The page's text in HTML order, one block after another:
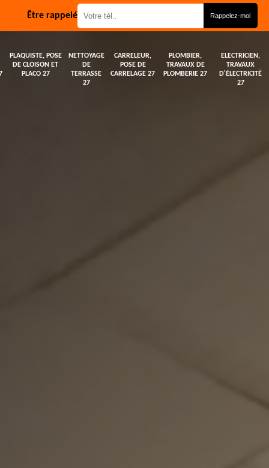
Être rappelé
PLAQUISTE, POSE
DE CLOISON ET
PLACO 27
NETTOYAGE
DE
TERRASSE
27
CARRELEUR,
POSE DE
CARRELAGE 27
PLOMBIER,
TRAVAUX DE
PLOMBERIE 27
ELECTRICIEN,
TRAVAUX
D'ÉLECTRICITÉ
27